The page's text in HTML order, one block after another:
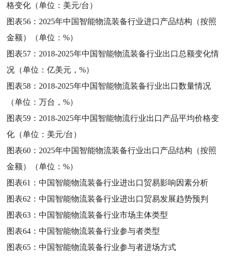
格变化（单位：美元/台）
图表56： 2025年中国智能物流装备行业进口产品结构（按照
金额）（单位：%）
图表57： 2018-2025年中国智能物流装备行业出口总额变化情
况（单位：亿美元，%）
图表58： 2018-2025年中国智能物流装备行业出口数量情况
（单位：万台，%）
图表59： 2018-2025年中国智能物流行业出口产品平均价格变
化（单位：美元/台）
图表60： 2025年中国智能物流装备行业出口产品结构（按照
金额）（单位：%）
图表61：中国智能物流装备行业进出口贸易影响因素分析
图表62：中国智能物流装备行业进出口贸易发展趋势预判
图表63：中国智能物流装备行业市场主体类型
图表64：中国智能物流装备行业参与者类型
图表65：中国智能物流装备行业参与者进场方式